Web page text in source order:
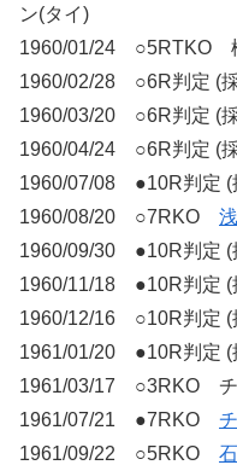
ン(タイ)
1960/01/24 ○5RTKO
1960/02/28 ○6R判定 (
1960/03/20 ○6R判定 (
1960/04/24 ○6R判定 (
1960/07/08 ●10R判定
1960/08/20 ○7RKO
1960/09/30 ●10R判定
1960/11/18 ●10R判定
1960/12/16 ○10R判定
1961/01/20 ●10R判定
1961/03/17 ○3RKO チ
1961/07/21 ●7RKO
1961/09/22 ○5RKO